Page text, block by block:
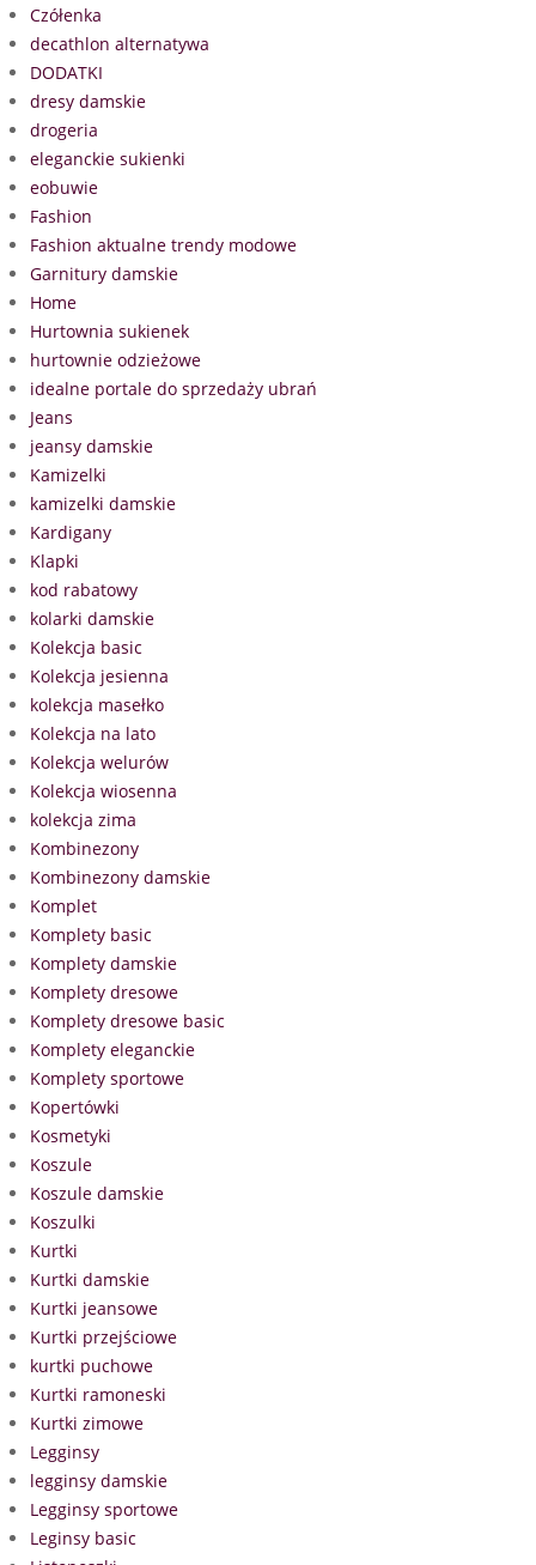
Czółenka
decathlon alternatywa
DODATKI
dresy damskie
drogeria
eleganckie sukienki
eobuwie
Fashion
Fashion aktualne trendy modowe
Garnitury damskie
Home
Hurtownia sukienek
hurtownie odzieżowe
idealne portale do sprzedaży ubrań
Jeans
jeansy damskie
Kamizelki
kamizelki damskie
Kardigany
Klapki
kod rabatowy
kolarki damskie
Kolekcja basic
Kolekcja jesienna
kolekcja masełko
Kolekcja na lato
Kolekcja welurów
Kolekcja wiosenna
kolekcja zima
Kombinezony
Kombinezony damskie
Komplet
Komplety basic
Komplety damskie
Komplety dresowe
Komplety dresowe basic
Komplety eleganckie
Komplety sportowe
Kopertówki
Kosmetyki
Koszule
Koszule damskie
Koszulki
Kurtki
Kurtki damskie
Kurtki jeansowe
Kurtki przejściowe
kurtki puchowe
Kurtki ramoneski
Kurtki zimowe
Legginsy
legginsy damskie
Legginsy sportowe
Leginsy basic